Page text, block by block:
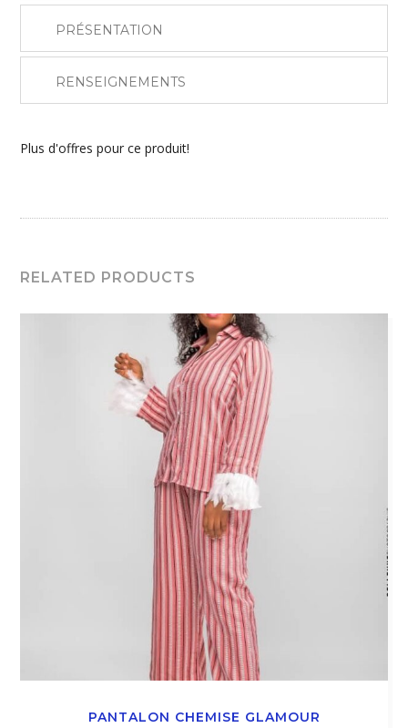
PRÉSENTATION
RENSEIGNEMENTS
Plus d'offres pour ce produit!
RELATED PRODUCTS
PANTALON CHEMISE GLAMOUR